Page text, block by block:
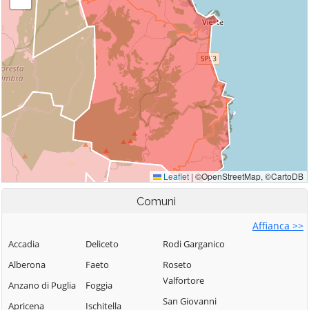
Comuni
Affianca >>
Accadia
Alberona
Anzano di Puglia
Apricena
Deliceto
Faeto
Foggia
Ischitella
Rodi Garganico
Roseto
Valfortore
San Giovanni